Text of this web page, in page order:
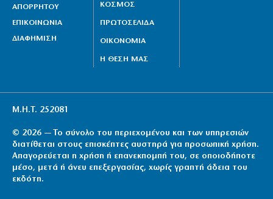
ΑΠΟΡΡΗΤΟΥ
ΕΠΙΚΟΙΝΩΝΙΑ
ΔΙΑΦΗΜΙΣΗ
ΚΟΣΜΟΣ
ΠΡΩΤΟΣΕΛΙΔΑ
ΟΙΚΟΝΟΜΙΑ
Η ΘΕΣΗ ΜΑΣ
Μ.Η.Τ. 252081
© 2026 — Το σύνολο του περιεχομένου και των υπηρεσιών
διατίθεται στους επισκέπτες αυστηρά για προσωπική χρήση.
Απαγορεύεται η χρήση ή επανεκπομπή του, σε οποιοδήποτε
μέσο, μετά ή άνευ επεξεργασίας, χωρίς γραπτή άδεια του
εκδότη.